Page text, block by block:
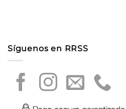
Síguenos en RRSS